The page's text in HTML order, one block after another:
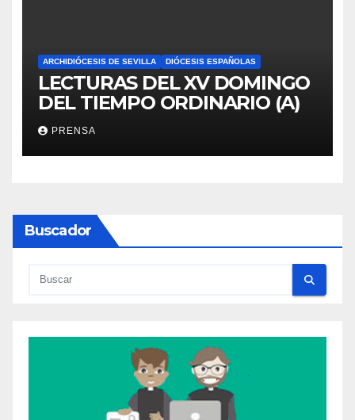
ARCHIDIÓCESIS DE SEVILLA DIÓCESIS ESPAÑOLAS
LECTURAS DEL XV DOMINGO
DEL TIEMPO ORDINARIO (A)
PRENSA
Buscador